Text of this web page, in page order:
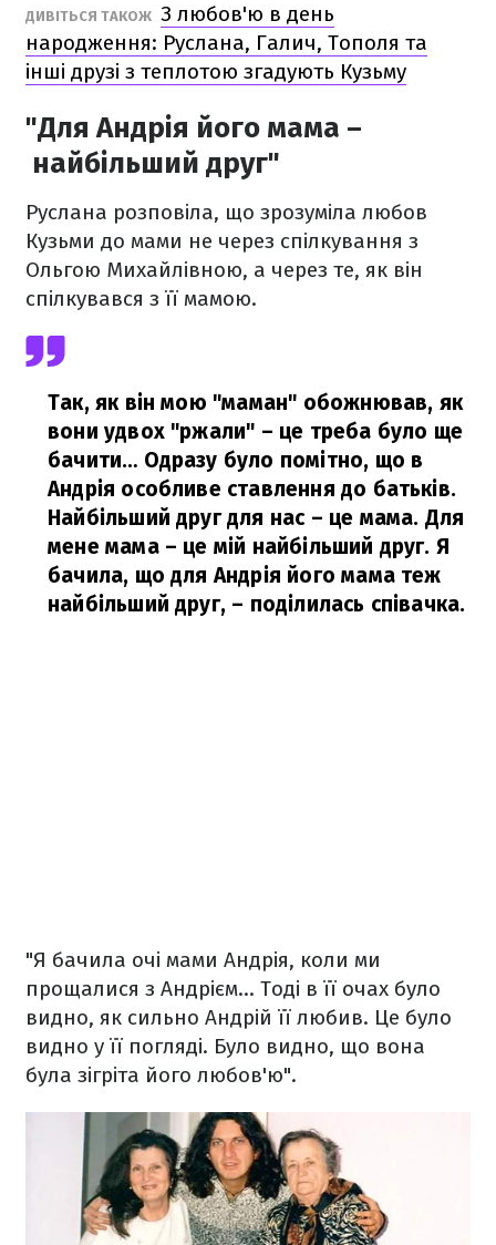
ДИВІТЬСЯ ТАКОЖ З любов'ю в день
народження: Руслана, Галич, Тополя та
інші друзі з теплотою згадують Кузьму
"Для Андрія його мама –
найбільший друг"
Руслана розповіла, що зрозуміла любов
Кузьми до мами не через спілкування з
Ольгою Михайлівною, а через те, як він
спілкувався з її мамою.
Так, як він мою "маман" обожнював, як
вони удвох "ржали" – це треба було ще
бачити… Одразу було помітно, що в
Андрія особливе ставлення до батьків.
Найбільший друг для нас – це мама. Для
мене мама – це мій найбільший друг. Я
бачила, що для Андрія його мама теж
найбільший друг, – поділилась співачка.
"Я бачила очі мами Андрія, коли ми
прощалися з Андрієм… Тоді в її очах було
видно, як сильно Андрій її любив. Це було
видно у її погляді. Було видно, що вона
була зігріта його любов'ю".